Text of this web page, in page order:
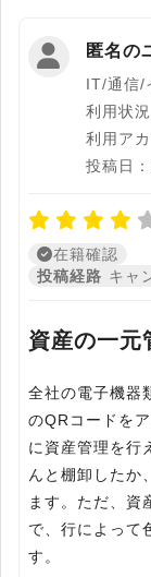
匿名の
IT/通信/
利用状
利用ア
投稿日
在籍確認
投稿経路 キャ
資産の一元
全社の電子機器
のQRコードを
に資産管理を行
んと棚卸したか
ます。ただ、資
で、行によって
す。